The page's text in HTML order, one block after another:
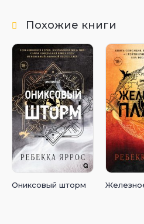
Похожие книги
Ониксовый шторм